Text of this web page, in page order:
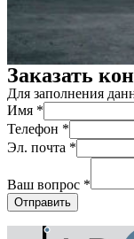
Заказать
Для заполнения
Имя *
Телефон *
Эл. почта *
Ваш вопрос *
Отправить